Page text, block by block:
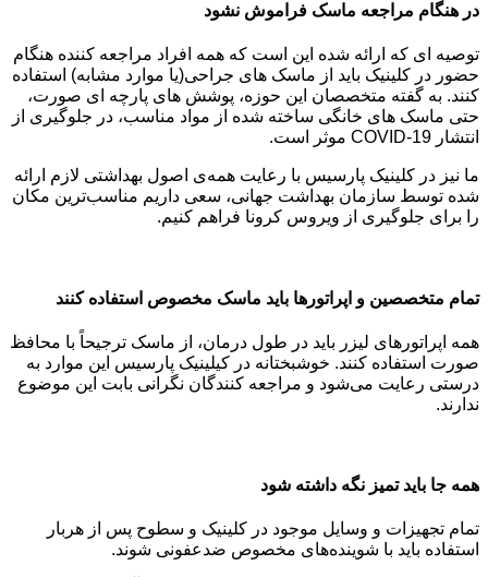
در هنگام مراجعه ماسک فراموش نشود
توصیه ای که ارائه شده این است که همه افراد مراجعه کننده هنگام
حضور در کلینیک باید از ماسک های جراحی(یا موارد مشابه) استفاده
کنند. به گفته متخصصان این حوزه، پوشش های پارچه ای صورت،
حتی ماسک های خانگی ساخته شده از مواد مناسب، در جلوگیری از
انتشار COVID-19 موثر است.
ما نیز در کلینیک پارسیس با رعایت همه‌ی اصول بهداشتی لازم ارائه
شده توسط سازمان بهداشت جهانی، سعی داریم مناسب‌ترین مکان
را برای جلوگیری از ویروس کرونا فراهم کنیم.
تمام متخصصین و اپراتورها باید ماسک مخصوص استفاده کنند
همه اپراتورهای لیزر باید در طول درمان، از ماسک ترجیحاً با محافظ
صورت استفاده کنند. خوشبختانه در کیلینیک پارسیس این موارد به
درستی رعایت می‌شود و مراجعه کنندگان نگرانی بابت این موضوع
ندارند.
همه جا باید تمیز نگه داشته شود
تمام تجهیزات و وسایل موجود در کلینیک و سطوح پس از هربار
استفاده باید با شوینده‌های مخصوص ضدعفونی شوند.